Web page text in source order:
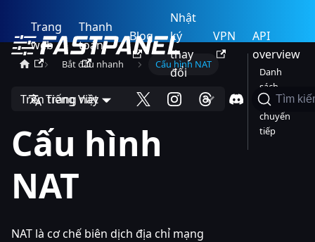
Trang
web
Thanh
toán
Blog
Nhật
ký
thay
đổi
VPN
API
overview
Tiếng Việt Tìm
Bắt đầu nhanh Cấu hình NAT
Trên trang này
Cấu hình
NAT
NAT là cơ chế biên dịch địa chỉ mạng
Danh
sách
cổng cần
chuyển
tiếp